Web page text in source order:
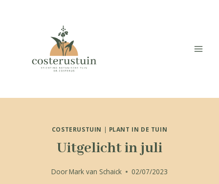
COSTERUSTUIN | PLANT IN DE TUIN
Uitgelicht in juli
DoorMark van Schaick 02/07/2023